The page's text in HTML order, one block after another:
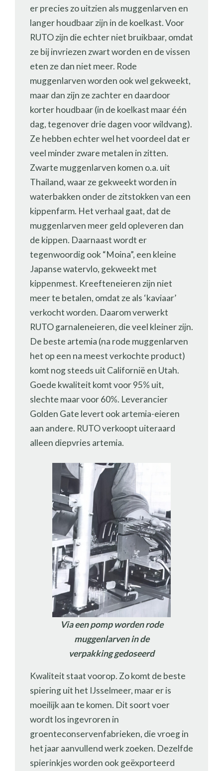
er precies zo uitzien als muggenlarven en
langer houdbaar zijn in de koelkast. Voor
RUTO zijn die echter niet bruikbaar, omdat
ze bij invriezen zwart worden en de vissen
eten ze dan niet meer. Rode
muggenlarven worden ook wel gekweekt,
maar dan zijn ze zachter en daardoor
korter houdbaar (in de koelkast maar één
dag, tegenover drie dagen voor wildvang).
Ze hebben echter wel het voordeel dat er
veel minder zware metalen in zitten.
Zwarte muggenlarven komen o.a. uit
Thailand, waar ze gekweekt worden in
waterbakken onder de zitstokken van een
kippenfarm. Het verhaal gaat, dat de
muggenlarven meer geld opleveren dan
de kippen. Daarnaast wordt er
tegenwoordig ook “Moina”, een kleine
Japanse watervlo, gekweekt met
kippenmest. Kreefteneieren zijn niet
meer te betalen, omdat ze als ‘kaviaar’
verkocht worden. Daarom verwerkt
RUTO garnaleneieren, die veel kleiner zijn.
De beste artemia (na rode muggenlarven
het op een na meest verkochte product)
komt nog steeds uit Californië en Utah.
Goede kwaliteit komt voor 95% uit,
slechte maar voor 60%. Leverancier
Golden Gate levert ook artemia-eieren
aan andere. RUTO verkoopt uiteraard
alleen diepvries artemia.
Via een pomp worden rode
muggenlarven in de
verpakking gedoseerd
Kwaliteit staat voorop. Zo komt de beste
spiering uit het IJsselmeer, maar er is
moeilijk aan te komen. Dit soort voer
wordt los ingevroren in
groenteconservenfabrieken, die vroeg in
het jaar aanvullend werk zoeken. Dezelfde
spierinkjes worden ook geëxporteerd